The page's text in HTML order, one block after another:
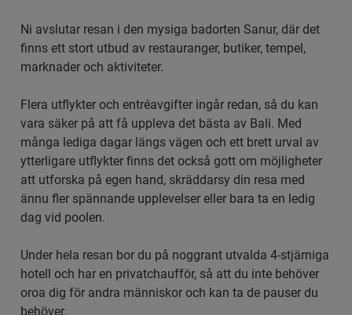
Ni avslutar resan i den mysiga badorten Sanur, där det
finns ett stort utbud av restauranger, butiker, tempel,
marknader och aktiviteter.
Flera utflykter och entréavgifter ingår redan, så du kan
vara säker på att få uppleva det bästa av Bali. Med
många lediga dagar längs vägen och ett brett urval av
ytterligare utflykter finns det också gott om möjligheter
att utforska på egen hand, skräddarsy din resa med
ännu fler spännande upplevelser eller bara ta en ledig
dag vid poolen.
Under hela resan bor du på noggrant utvalda 4-stjärniga
hotell och har en privatchaufför, så att du inte behöver
oroa dig för andra människor och kan ta de pauser du
behöver.